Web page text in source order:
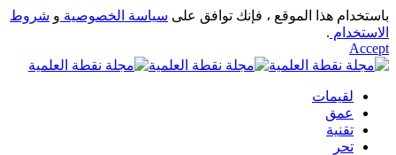
باستخدام هذا الموقع ، فإنك توافق على سياسة الخصوصية و شروط
الاستخدام .
Accept
لقيمات
عمق
تقنية
تحر